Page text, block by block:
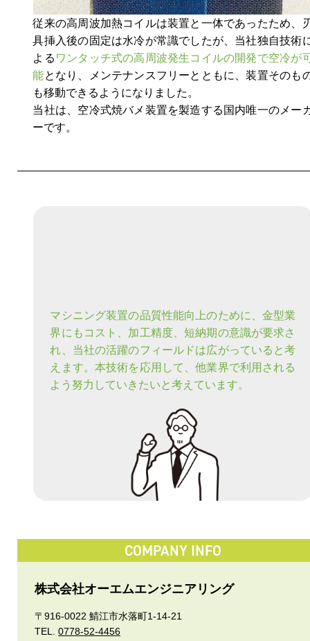
従来の高周波加熱コイルは装置と一体であったため、
具挿入後の固定は水冷が常識でしたが、当社独自技術
よる ワンタッチ式の高周波発生コイルの開発で空冷が
能となり、メンテナンスフリーとともに、装置そのも
も移動できるようになりました。
当社は、空冷式焼バメ装置を製造する国内唯一のメー
ーです。
マシニング装置の品質性能向上のために、金型業
界にもコスト、加工精度、短納期の意識が要求さ
れ、当社の活躍のフィールドは広がっていると考
えます。本技術を応用して、他業界で利用される
よう努力していきたいと考えています。
COMPANY INFO
株式会社オーエムエンジニアリング
〒916-0022 鯖江市水落町1-14-21
TEL. 0778-52-4456